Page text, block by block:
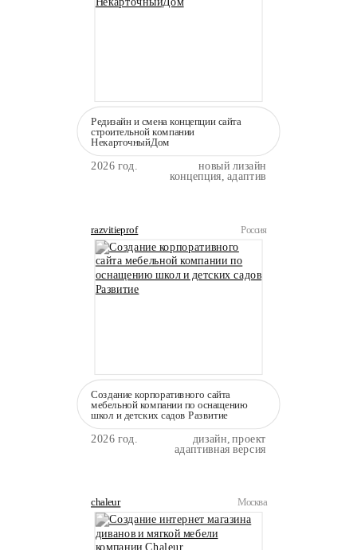
Редизайн и смена концепции сайта
строительной компании
НекарточныйДом
2026 год. новый лизайн
концепция, адаптив
razvitieprof Россия
Создание корпоративного сайта
мебельной компании по оснащению
школ и детских садов Развитие
2026 год. дизайн, проект
адаптивная версия
chaleur Москва